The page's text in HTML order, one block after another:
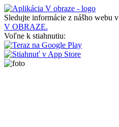
Sledujte informácie z nášho webu v
V OBRAZE.
Voľne k stiahnutiu: